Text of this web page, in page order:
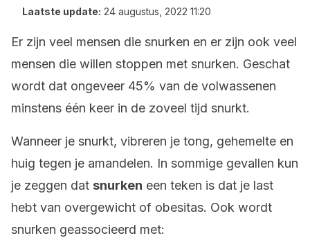
Laatste update: 24 augustus, 2022 11:20
Er zijn veel mensen die snurken en er zijn ook veel
mensen die willen stoppen met snurken. Geschat
wordt dat ongeveer 45% van de volwassenen
minstens één keer in de zoveel tijd snurkt.
Wanneer je snurkt, vibreren je tong, gehemelte en
huig tegen je amandelen. In sommige gevallen kun
je zeggen dat snurken een teken is dat je last
hebt van overgewicht of obesitas. Ook wordt
snurken geassocieerd met: